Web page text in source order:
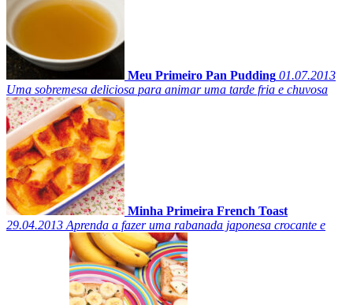
Meu Primeiro Pan Pudding 01.07.2013
Uma sobremesa deliciosa para animar uma tarde fria e chuvosa
Minha Primeira French Toast
29.04.2013 Aprenda a fazer uma rabanada japonesa crocante e